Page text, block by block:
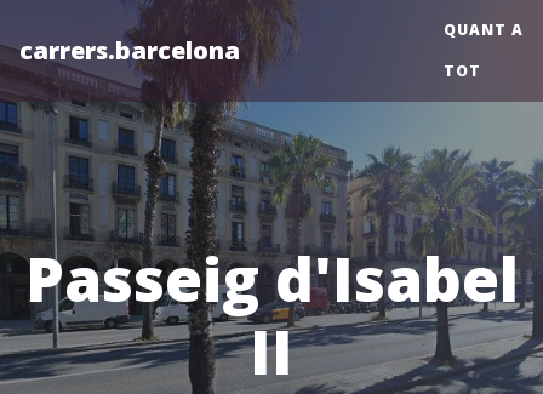
carrers.barcelona
QUANT A
TOT
Passeig d'Isabel
II